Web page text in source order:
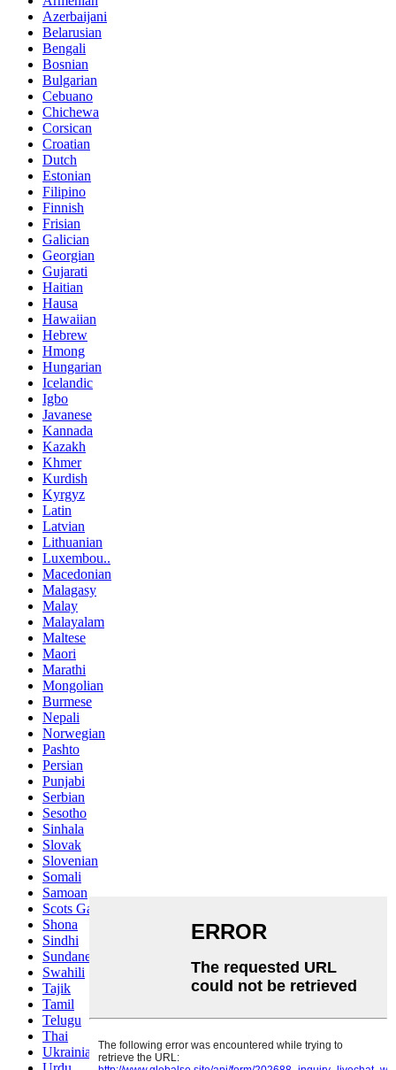
Azerbaijani
Belarusian
Bengali
Bosnian
Bulgarian
Cebuano
Chichewa
Corsican
Croatian
Dutch
Estonian
Filipino
Finnish
Frisian
Galician
Georgian
Gujarati
Haitian
Hausa
Hawaiian
Hebrew
Hmong
Hungarian
Icelandic
Igbo
Javanese
Kannada
Kazakh
Khmer
Kurdish
Kyrgyz
Latin
Latvian
Lithuanian
Luxembou..
Macedonian
Malagasy
Malay
Malayalam
Maltese
Maori
Marathi
Mongolian
Burmese
Nepali
Norwegian
Pashto
Persian
Punjabi
Serbian
Sesotho
Sinhala
Slovak
Slovenian
Somali
Samoan
Scots Gaelic
Shona
Sindhi
Sundanese
Swahili
Tajik
Tamil
Telugu
Thai
Ukrainian